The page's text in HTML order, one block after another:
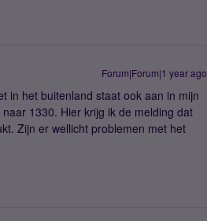
Forum|Forum|1 year ago
in het buitenland staat ook aan in mijn
1330. Hier krijg ik de melding dat
Zijn er wellicht problemen met het